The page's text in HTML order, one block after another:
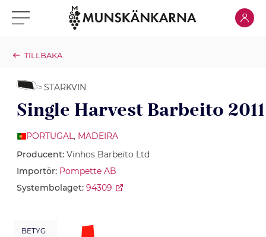
Klicka för meny Klicka
TILLBAKA
STARKVIN
Single Harvest Barbeito 2011
PORTUGAL, MADEIRA
Producent: Vinhos Barbeito Ltd
Importör: Pompette AB
Systembolaget: 94309
BETYG